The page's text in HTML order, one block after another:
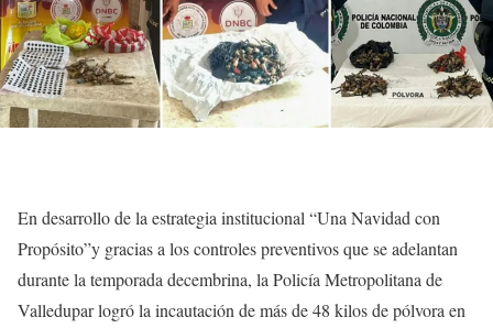
En desarrollo de la estrategia institucional “Una Navidad con
Propósito”y gracias a los controles preventivos que se adelantan
durante la temporada decembrina, la Policía Metropolitana de
Valledupar logró la incautación de más de 48 kilos de pólvora en